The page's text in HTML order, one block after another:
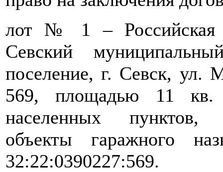
лот № 1 – Российская
Севский
поселение, г. Севск, ул.
569, площадью 11 кв.
населенных пунктов,
объекты гаражного
32:22:0390227:569.